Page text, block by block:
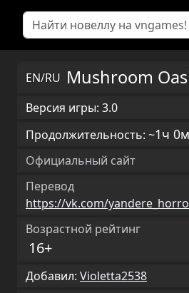
EN/RU Mushroom
Версия игры: 3.0
Продолжительность: ~1ч
Официальный сайт
Перевод
https://vk.com/
Возрастной рейтинг
16+
Добавил: Violetta2538